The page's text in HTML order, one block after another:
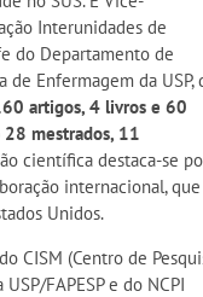
Interunidades de
do Departamento de
de Enfermagem da USP,
artigos, 4 livros e 60
mestrados, 11
científica destaca-se
internacional, que
Unidos.
CISM (Centro de
FAPESP e do NCPI